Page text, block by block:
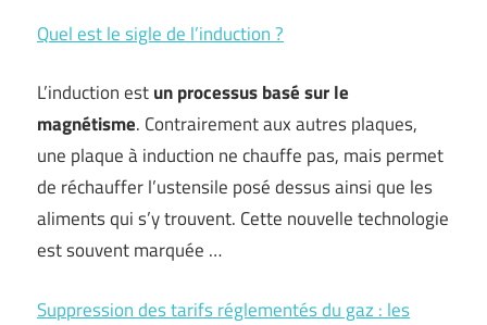
Quel est le sigle de l’induction ?
L’induction estun processus basé sur le
magnétisme. Contrairement aux autres plaques,
une plaque à induction ne chauffe pas, mais permet
de réchauffer l’ustensile posé dessus ainsi que les
aliments qui s’y trouvent. Cette nouvelle technologie
est souvent marquée …
Suppression des tarifs réglementés du gaz : les